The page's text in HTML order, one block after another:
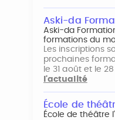
Aski-da
Aski-da
formations du
Les inscriptions
prochaines
le 31 août et le
l'actualité
École de
École de théâtre